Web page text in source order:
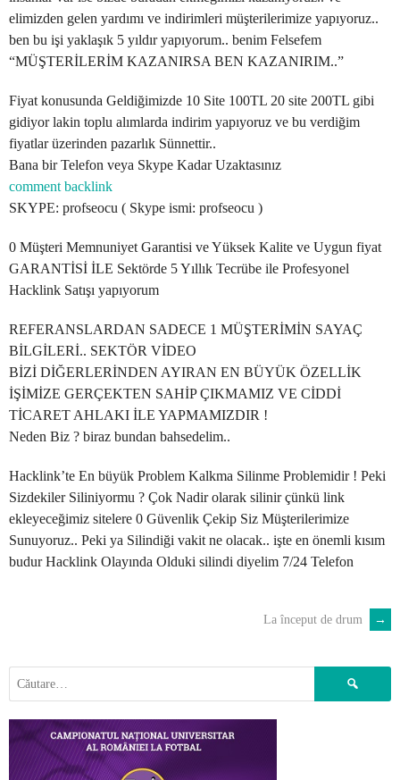
elimizden gelen yardımı ve indirimleri müşterilerimize yapıyoruz..
ben bu işi yaklaşık 5 yıldır yapıyorum.. benim Felsefem
“MÜŞTERİLERİM KAZANIRSA BEN KAZANIRIM..”
Fiyat konusunda Geldiğimizde 10 Site 100TL 20 site 200TL gibi
gidiyor lakin toplu alımlarda indirim yapıyoruz ve bu verdiğim
fiyatlar üzerinden pazarlık Sünnettir..
Bana bir Telefon veya Skype Kadar Uzaktasınız
comment backlink
SKYPE: profseocu ( Skype ismi: profseocu )
0 Müşteri Memnuniyet Garantisi ve Yüksek Kalite ve Uygun fiyat
GARANTİSİ İLE Sektörde 5 Yıllık Tecrübe ile Profesyonel
Hacklink Satışı yapıyorum
REFERANSLARDAN SADECE 1 MÜŞTERİMİN SAYAÇ
BİLGİLERİ.. SEKTÖR VİDEO
BİZİ DİĞERLERİNDEN AYIRAN EN BÜYÜK ÖZELLİK
İŞİMİZE GERÇEKTEN SAHİP ÇIKMAMIZ VE CİDDİ
TİCARET AHLAKI İLE YAPMAMIZDIR !
Neden Biz ? biraz bundan bahsedelim..
Hacklink’te En büyük Problem Kalkma Silinme Problemidir ! Peki
Sizdekiler Siliniyormu ? Çok Nadir olarak silinir çünkü link
ekleyeceğimiz sitelere 0 Güvenlik Çekip Siz Müşterilerimize
Sunuyoruz.. Peki ya Silindiği vakit ne olacak.. işte en önemli kısım
budur Hacklink Olayında Olduki silindi diyelim 7/24 Telefon
NAVIGATION
La început de drum →